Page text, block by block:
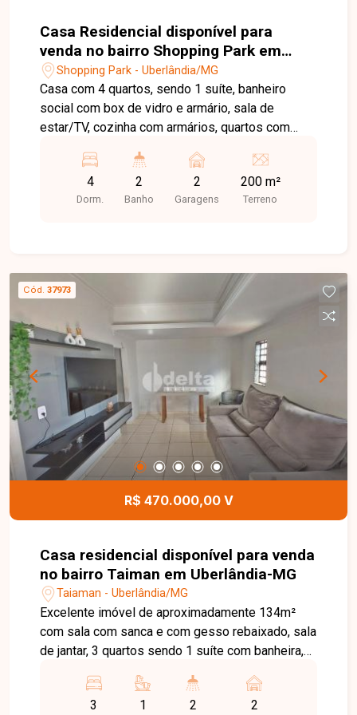
Casa Residencial disponível para
venda no bairro Shopping Park em
Uberlândia-MG
Shopping Park - Uberlândia/MG
Casa com 4 quartos, sendo 1 suíte, banheiro
social com box de vidro e armário, sala de
estar/TV, cozinha com armários, quartos com
churrasqueira, forno, fogão a lenha e banheiro.
Garagem coberta para 2 carros. Pronta para morar,
com documentação regularizada. Agende agora
suas dúvidas e auxiliar em todo o processo.
Entre em contato conosco pelo telefone ou
WhatsApp no número (34) 3230-9900 ou venha
conhecer nosso espaço e conversar
pessoalmente com um consultor que irá te
auxiliar na busca pelo imóvel que você busca.
Temos 3 unidades para te receber, no Centro,
Zona Sul ou Zona Leste: Av. João Naves de Ávila,
257 - Centro Rua Rafael Marino Neto, 135 -
Jardim Karaíba Av. Dr. Laerte Vieira Gonçalves,
607 ? Santa Mônica
4
Dorm.
2
Banho
2
Garagens
200 m²
Terreno
Cód. 37973
R$ 470.000,00 V
Casa residencial disponível para venda
no bairro Taiman em Uberlândia-MG
Taiaman - Uberlândia/MG
Excelente imóvel de aproximadamente 134m²
com sala com sanca e com gesso rebaixado, sala
de jantar, 3 quartos sendo 1 suíte com banheira,
serviço, espaço externo, quintal, varanda nos
fundos com bancada de pedra e fogão à lenha, 1
3 1 2 2